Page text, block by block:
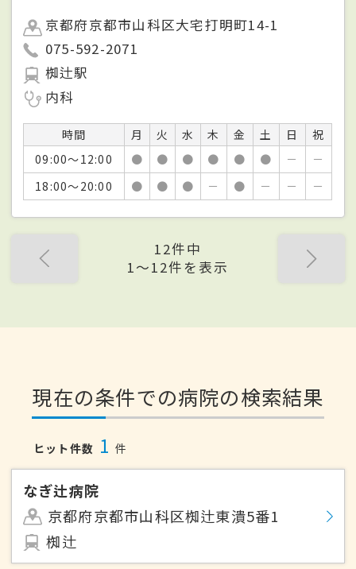
京都府京都市山科区大宅打明町14-1
075-592-2071
椥辻駅
内科
時間 月 火 水 木 金 土 日
祝
09:00～12:00
● ● ● ● ● ● －
－
18:00～20:00
● ● ● － ● － － －
12件中
1〜12件を表示
現在の条件での病院の検索結果
ヒット件数 1 件
なぎ辻病院
京都府京都市山科区椥辻東潰5番1
椥辻